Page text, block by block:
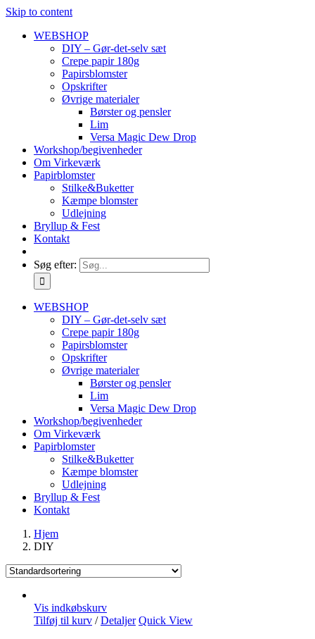
Skip to content
WEBSHOP
DIY – Gør-det-selv sæt
Crepe papir 180g
Papirsblomster
Opskrifter
Øvrige materialer
Børster og pensler
Lim
Versa Magic Dew Drop
Workshop/begivenheder
Om Virkeværk
Papirblomster
Stilke&Buketter
Kæmpe blomster
Udlejning
Bryllup & Fest
Kontakt
Søg efter:
WEBSHOP
DIY – Gør-det-selv sæt
Crepe papir 180g
Papirsblomster
Opskrifter
Øvrige materialer
Børster og pensler
Lim
Versa Magic Dew Drop
Workshop/begivenheder
Om Virkeværk
Papirblomster
Stilke&Buketter
Kæmpe blomster
Udlejning
Bryllup & Fest
Kontakt
Hjem
DIY
Vis indkøbskurv
Tilføj til kurv / Detaljer Quick View